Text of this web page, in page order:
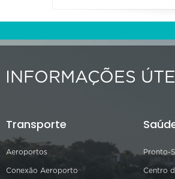
INFORMAÇÕES
Transporte
Aeroportos
Conexão Aeroporto
Pronto-
Centro